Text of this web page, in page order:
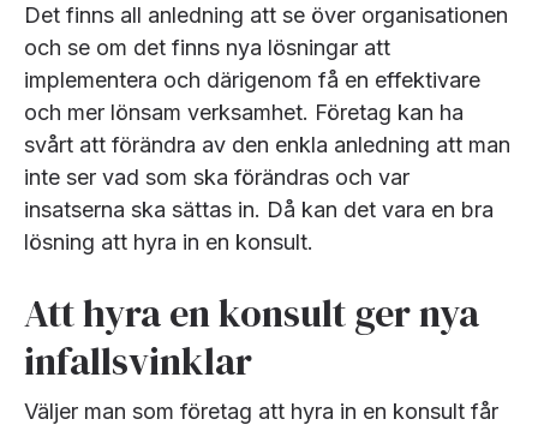
Det finns all anledning att se över organisationen
och se om det finns nya lösningar att
implementera och därigenom få en effektivare
och mer lönsam verksamhet. Företag kan ha
svårt att förändra av den enkla anledning att man
inte ser vad som ska förändras och var
insatserna ska sättas in. Då kan det vara en bra
lösning att hyra in en konsult.
Att hyra en konsult ger nya
infallsvinklar
Väljer man som företag att hyra in en konsult får